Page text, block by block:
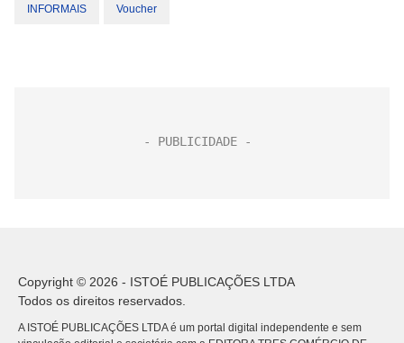
INFORMAIS Voucher
Copyright © 2026 - ISTOÉ PUBLICAÇÕES LTDA
Todos os direitos reservados.
A ISTOÉ PUBLICAÇÕES LTDA é um portal digital independente e sem